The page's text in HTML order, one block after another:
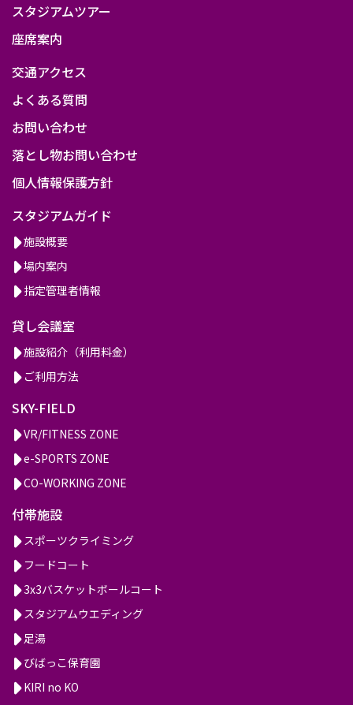
スタジアムツアー
座席案内
交通アクセス
よくある質問
お問い合わせ
落とし物お問い合わせ
個人情報保護方針
スタジアムガイド
施設概要
場内案内
指定管理者情報
貸し会議室
施設紹介（利用料金）
ご利用方法
SKY-FIELD
VR/FITNESS ZONE
e-SPORTS ZONE
CO-WORKING ZONE
付帯施設
スポーツクライミング
フードコート
3x3バスケットボールコート
スタジアムウエディング
足湯
びばっこ保育園
KIRI no KO